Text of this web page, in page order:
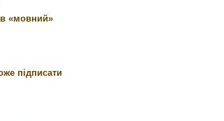
«мовний»
підписати